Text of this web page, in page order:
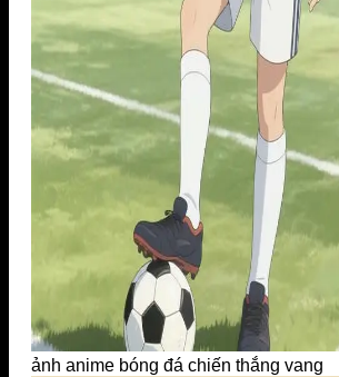
ảnh anime bóng đá chiến thắng vang